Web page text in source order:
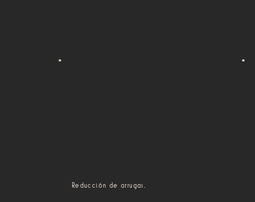
Reducción de arrugas.